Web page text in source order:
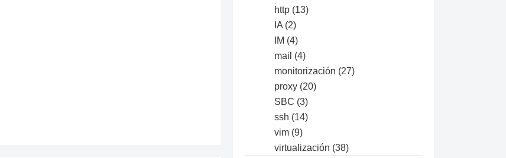
http (13)
IA (2)
IM (4)
mail (4)
monitorización (27)
proxy (20)
SBC (3)
ssh (14)
vim (9)
virtualización (38)